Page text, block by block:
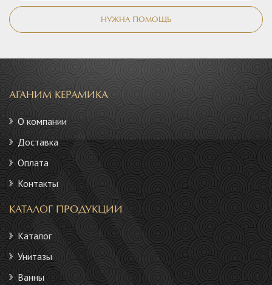
НУЖНА ПОМОЩЬ
АГАНИМ КЕРАМИКА
О компании
Доставка
Оплата
Контакты
КАТАЛОГ ПРОДУКЦИИ
Каталог
Унитазы
Ванны